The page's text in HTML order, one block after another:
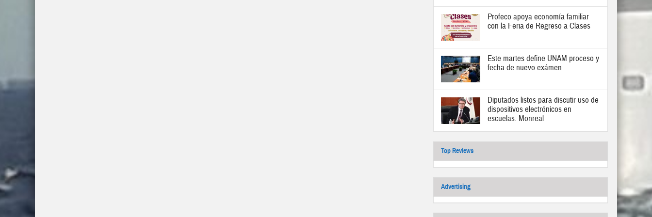
Profeco apoya economía familiar
con la Feria de Regreso a Clases
Este martes define UNAM proceso y
fecha de nuevo exámen
Diputados listos para discutir uso de
dispositivos electrónicos en
escuelas: Monreal
Top Reviews
Advertising